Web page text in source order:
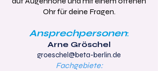
Ohr für deine Fragen.
Ansprechpersonen:
Arne Gröschel
groeschel@beta-berlin.de
Fachgebiete: